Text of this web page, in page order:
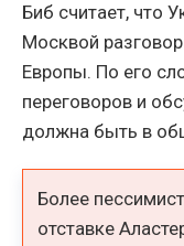
Биб считает, что
Москвой
Европы. По его
переговоров и
должна быть в
Более
отставке